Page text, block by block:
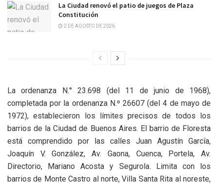
La Ciudad renovó el patio de juegos de Plaza
Constitución
2 DE AGOSTO DE 2026
La ordenanza N.° 23.698 (del 11 de junio de 1968),
completada por la ordenanza N.º 26607 (del 4 de mayo de
1972), establecieron los límites precisos de todos los
barrios de la Ciudad de Buenos Aires. El barrio de Floresta
está comprendido por las calles Juan Agustín García,
Joaquín V. González, Av. Gaona, Cuenca, Portela, Av.
Directorio, Mariano Acosta y Segurola. Limita con los
barrios de Monte Castro al norte, Villa Santa Rita al noreste,